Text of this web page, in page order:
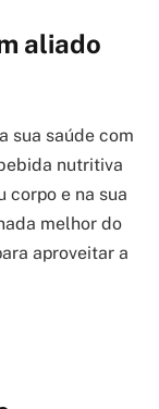
aliado
sua saúde com
nutritiva
corpo e na sua
melhor do
aproveitar a